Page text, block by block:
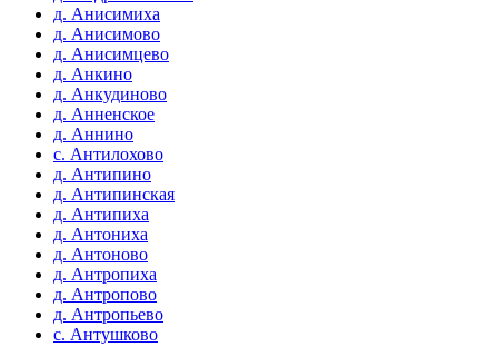
д. Анисимиха
д. Анисимово
д. Анисимцево
д. Анкино
д. Анкудиново
д. Анненское
д. Аннино
с. Антилохово
д. Антипино
д. Антипинская
д. Антипиха
д. Антониха
д. Антоново
д. Антропиха
д. Антропово
д. Антропьево
с. Антушково